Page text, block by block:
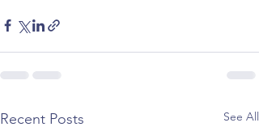
Recent Posts See All